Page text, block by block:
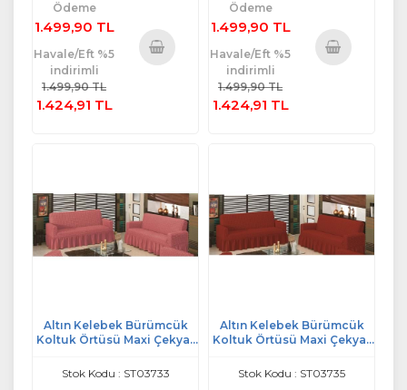
Ödeme
1.499,90 TL
Havale/Eft %5
indirimli
1.499,90 TL
1.424,91 TL
Ödeme
1.499,90 TL
Havale/Eft %5
indirimli
1.499,90 TL
1.424,91 TL
Altın Kelebek Bürümcük
Koltuk Örtüsü Maxi Çekyat
Stok Kodu : ST03733
Altın Kelebek Bürümcük
Koltuk Örtüsü Maxi Çekyat
Stok Kodu : ST03735